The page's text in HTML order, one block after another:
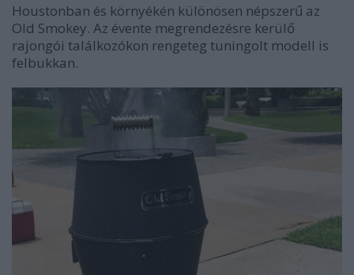
Houstonban és környékén különösen népszerű az
Old Smokey. Az évente megrendezésre kerülő
rajongói találkozókon rengeteg tuningolt modell is
felbukkan.